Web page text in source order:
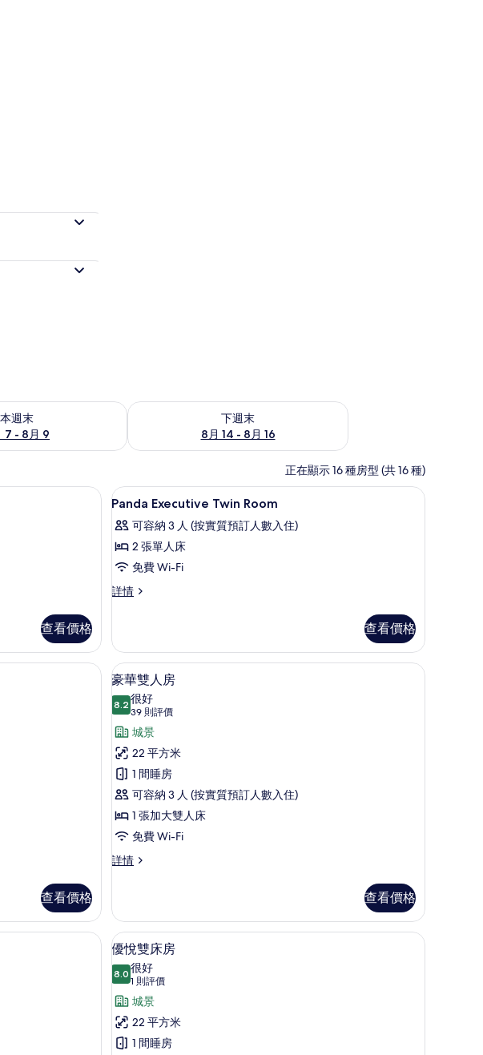
本週末
7 - 8月 9
8月 9的可訂空房
下週末
8月 14 - 8月 16
查看下週末 8月 14 - 8月 16的可訂空房
正在顯示 16 種房型 (共 16 種)
桌、遮光窗簾/窗簾、熨斗/熨衫板
查看價格
載
入
所
有
Panda
Executive
的
相
片
房內夾萬、書桌、遮光窗簾/窗簾、熨斗/熨衫
3
Panda Executive Twin Room
可容納 3 人 (按實質預訂人數入住)
2 張單人床
免費 Wi-Fi
詳情
Panda
詳
情
查看價格
| 房內夾萬、書桌、遮光窗簾/窗簾、熨斗/熨衫板
查看價格
載
入
所
有
豪
華
雙
人
房
的
豪華雙人房 | 房內夾萬、書桌、遮光窗簾/窗
4
豪華雙人房
8.28.2 分，滿分 10 分
很好
39 則評價
(39
則
評
價)
城景
22 平方米
1 間睡房
可容納 3 人 (按實質預訂人數入住)
1 張加大雙人床
免費 Wi-Fi
詳情
豪
房
詳
情
查看價格
| 房內夾萬、書桌、遮光窗簾/窗簾、熨斗/熨衫板
載
入
所
有
優
悅
優悅雙床房 | 房內夾萬、書桌、遮光窗簾/窗
4
優悅雙床房
8.08.0 分，滿分 10 分
很好
1 則評價
(1
則
評
價)
城景
22 平方米
1 間睡房